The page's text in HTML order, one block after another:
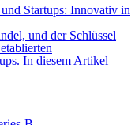
Startups: Innovativ in
und der Schlüssel
In diesem Artikel